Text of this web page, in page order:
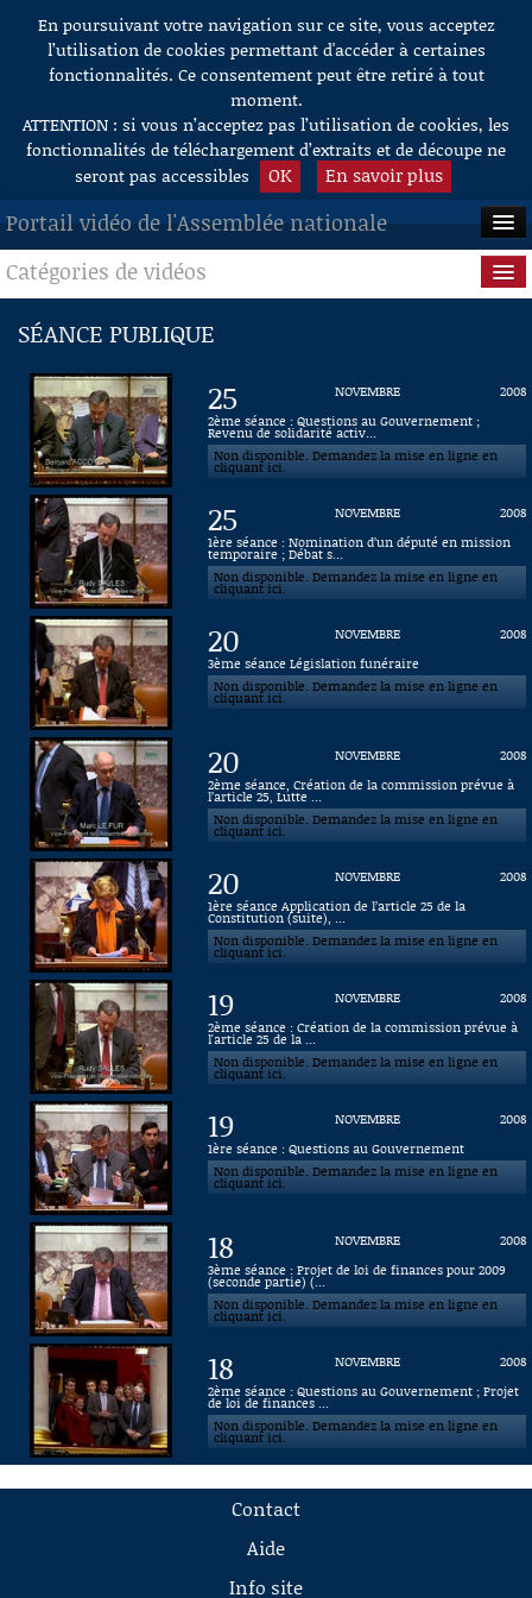
Aller au contenu
En poursuivant votre navigation sur ce site, vous acceptez
l’utilisation de cookies permettant d'accéder à certaines
fonctionnalités. Ce consentement peut être retiré à tout
moment.
ATTENTION : si vous n’acceptez pas l’utilisation de cookies, les
fonctionnalités de téléchargement d’extraits et de découpe ne
seront pas accessibles
OK En savoir plus
Portail vidéo de l'Assemblée nationale
ACCUEIL
EN DIRECT
À LA DEMANDE
RECHERCHE
AIDE À LA DÉCOUPE
DE VIDÉOS
Catégories de vidéos
Séance publique
Questions au Gouvernement
Commissions
Présidence
Évènements
Connaissance, Histoire
SÉANCE PUBLIQUE
25 NOVEMBRE
2008
2ème séance : Questions au Gouvernement ;
Revenu de solidarité activ...
Non disponible. Demandez la mise en ligne en
cliquant ici.
25 NOVEMBRE
2008
1ère séance : Nomination d’un député en mission
temporaire ; Débat s...
Non disponible. Demandez la mise en ligne en
cliquant ici.
20 NOVEMBRE
2008
3ème séance Législation funéraire
Non disponible. Demandez la mise en ligne en
cliquant ici.
20 NOVEMBRE
2008
2ème séance, Création de la commission prévue à
l’article 25, Lutte ...
Non disponible. Demandez la mise en ligne en
cliquant ici.
20 NOVEMBRE
2008
1ère séance Application de l’article 25 de la
Constitution (suite), ...
Non disponible. Demandez la mise en ligne en
cliquant ici.
19 NOVEMBRE
2008
2ème séance : Création de la commission prévue à
l'article 25 de la ...
Non disponible. Demandez la mise en ligne en
cliquant ici.
19 NOVEMBRE
2008
1ère séance : Questions au Gouvernement
Non disponible. Demandez la mise en ligne en
cliquant ici.
18 NOVEMBRE
2008
3ème séance : Projet de loi de finances pour 2009
(seconde partie) (...
Non disponible. Demandez la mise en ligne en
cliquant ici.
18 NOVEMBRE
2008
2ème séance : Questions au Gouvernement ; Projet
de loi de finances ...
Non disponible. Demandez la mise en ligne en
cliquant ici.
Contact
Aide
Info site